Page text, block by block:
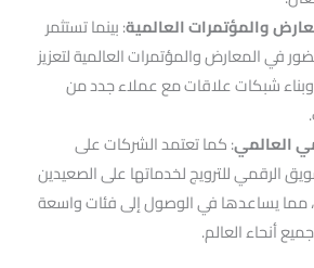
والمؤتمرات العالمية: بينما تستثمر
في المعارض والمؤتمرات العالمية لتعزيز
شبكات علاقات مع عملاء جدد من
العالمي: كما تعتمد الشركات على
الرقمي للترويج لخدماتها على الصعيدين
مما يساعدها في الوصول إلى فئات واسعة
أنحاء العالم.